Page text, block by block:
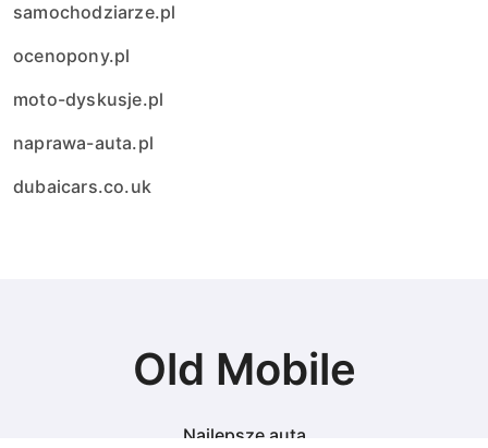
samochodziarze.pl
ocenopony.pl
moto-dyskusje.pl
naprawa-auta.pl
dubaicars.co.uk
Old Mobile
Najlepsze auta